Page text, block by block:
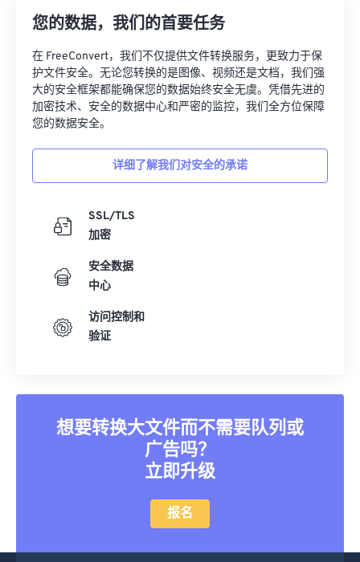
您的数据，我们的首要任务
在 FreeConvert，我们不仅提供文件转换服务，更致力于保
护文件安全。无论您转换的是图像、视频还是文档，我们强
大的安全框架都能确保您的数据始终安全无虞。凭借先进的
加密技术、安全的数据中心和严密的监控，我们全方位保障
您的数据安全。
详细了解我们对安全的承诺
SSL/TLS
加密
安全数据
中心
访问控制和
验证
想要转换大文件而不需要队列或
广告吗？
立即升级
报名